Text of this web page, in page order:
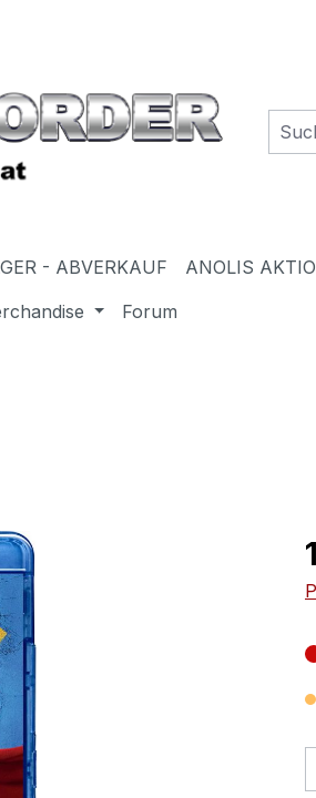
- ABVERKAUF ANOLIS
Forum